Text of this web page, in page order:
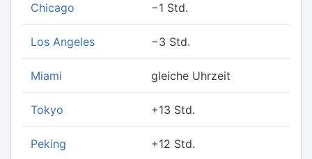
Chicago −1 Std.
Los Angeles −3 Std.
Miami gleiche Uhrzeit
Tokyo +13 Std.
Peking +12 Std.